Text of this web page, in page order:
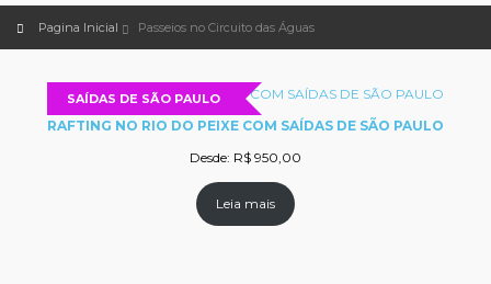
Pagina Inicial Passeios no Circuito das Águas
SAÍDAS DE SÃO PAULO
RAFTING NO RIO DO PEIXE COM SAÍDAS DE SÃO PAULO
Desde: R$ 950,00
Leia mais